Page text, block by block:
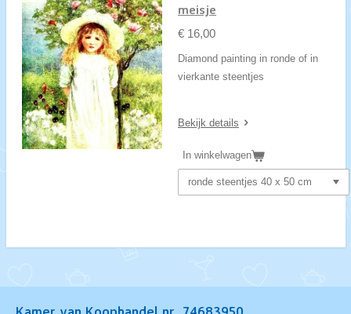
meisje
€ 16,00
Diamond painting in ronde of in
vierkante steentjes
Bekijk details
In winkelwagen